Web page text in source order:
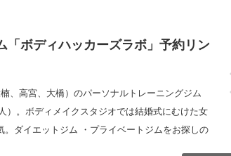
「ボディハッカーズラボ」予約リン
、高宮、大橋）のパーソナルトレーニングジム
）。ボディメイクスタジオでは結婚式にむけた女
ダイエットジム ・プライベートジムをお探しの